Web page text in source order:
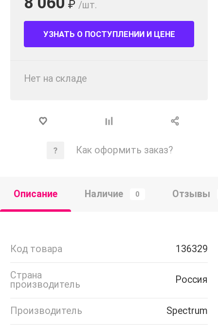
₽ /шт.
УЗНАТЬ О ПОСТУПЛЕНИИ И ЦЕНЕ
Нет на складе
Как оформить заказ?
Описание Наличие 0 Отзывы
Код товара 136329
Страна
производитель
Россия
Производитель Spectrum